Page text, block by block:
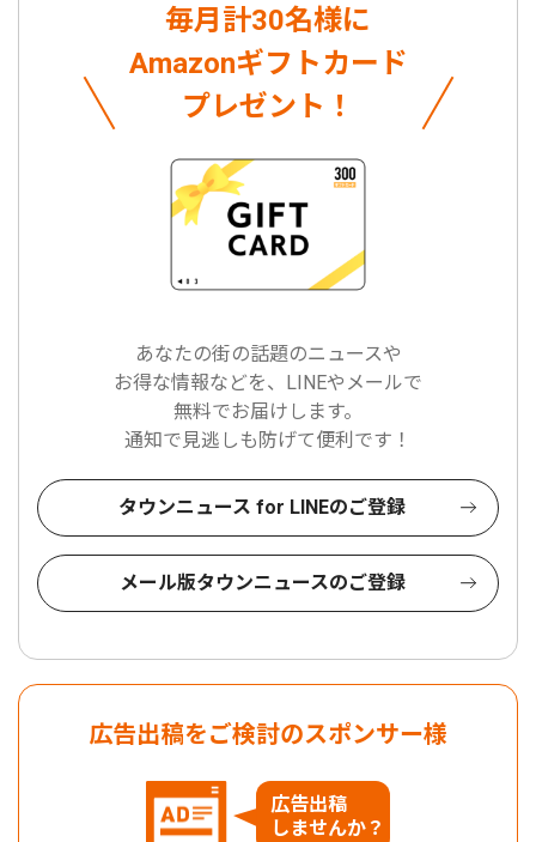
毎月計30名様に
Amazonギフトカード
プレゼント！
あなたの街の話題のニュースや
お得な情報などを、LINEやメールで
無料でお届けします。
通知で見逃しも防げて便利です！
タウンニュース for LINEのご登録
メール版タウンニュースのご登録
広告出稿をご検討のスポンサー様
広告出稿
しませんか？